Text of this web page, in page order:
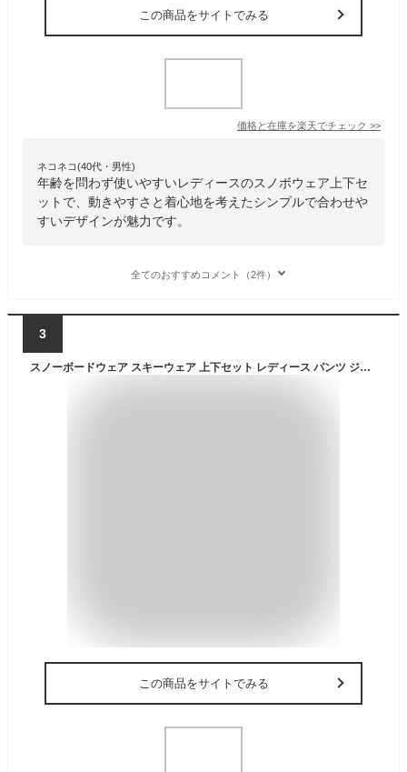
この商品をサイトでみる
価格と在庫を楽天でチェック >>
ネコネコ(40代・男性)
年齢を問わず使いやすいレディースのスノボウェア上下セ
ットで、動きやすさと着心地を考えたシンプルで合わせや
すいデザインが魅力です。
全てのおすすめコメント（2件）
3
スノーボードウェア スキーウェア 上下セット レディース パンツ ジャケット ボード ウェア スノボ ウェア ウェア スノー ウェア ウエア おしゃれ かわいい 上 下 スノーボード スキー アウトドア 中綿 撥水 防風 防寒 着 PISET-46PJB_ICE 【LDY】
この商品をサイトでみる